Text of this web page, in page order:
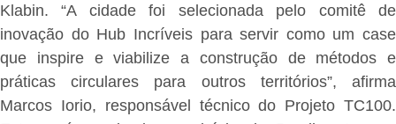
Klabin. “A cidade foi selecionada pelo comitê de
inovação do Hub Incríveis para servir como um case
que inspire e viabilize a construção de métodos e
práticas circulares para outros territórios”, afirma
Marcos Iorio, responsável técnico do Projeto TC100.